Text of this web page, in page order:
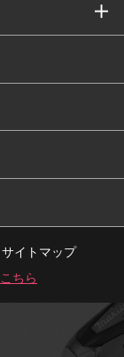
サイトマップ
ちら